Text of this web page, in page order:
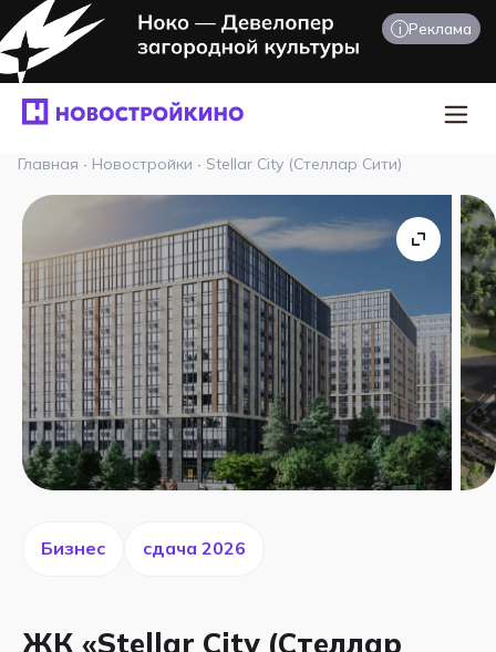
i Реклама
Главная · Новостройки · Stellar City (Стеллар Сити)
ЖК «Stellar City (Стеллар
Бизнес cдача 2026